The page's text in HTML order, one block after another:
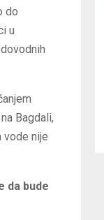
do
u
Bagdali,
vode nije
da bude